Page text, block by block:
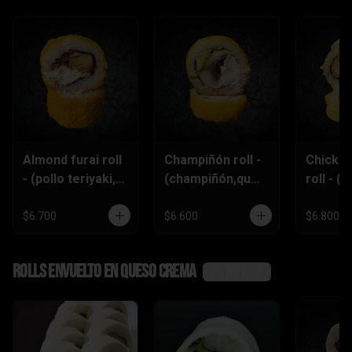
Almond furai roll
- (pollo teriyaki,
crema,almendra
$6.700
Champiñón roll -
(champiñón,ques
$6.600
roll -
piñón)
$6.800
Rolls envuelto en queso crema